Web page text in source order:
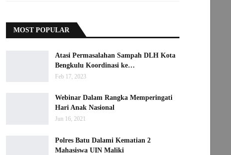
MOST POPULAR
Atasi Permasalahan Sampah DLH Kota
Bengkulu Koordinasi ke…
Feb 17, 2023
Webinar Dalam Rangka Memperingati
Hari Anak Nasional
Jun 16, 2021
Polres Batu Dalami Kematian 2
Mahasiswa UIN Maliki